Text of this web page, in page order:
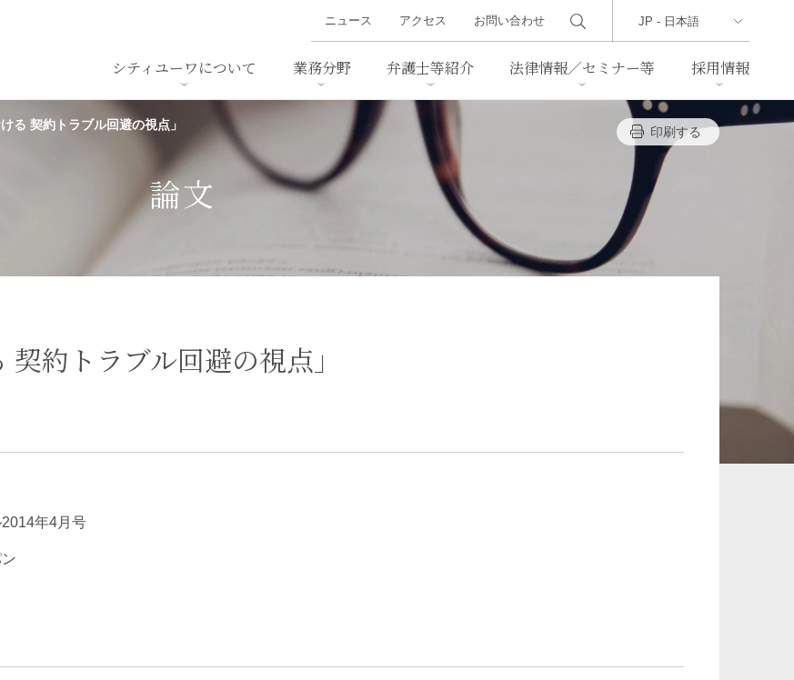
シティユーワについて
沿革 アクセス
業務分野
M&A 事業再生・倒産
通商法・経済安全保障
中国法務
製薬 消費者向けサービス
インフラ／PFI／PPP
弁護士等紹介 法律情報／セミナー等
セミナー/講演等 ニューズレター 判例紹介
法律用語集
採用情報
スタッフ採用
ニュース アクセス お問い合わせ
る 契約トラブル回避の視点」 印刷する
論文
契約トラブル回避の視点」
年4月号